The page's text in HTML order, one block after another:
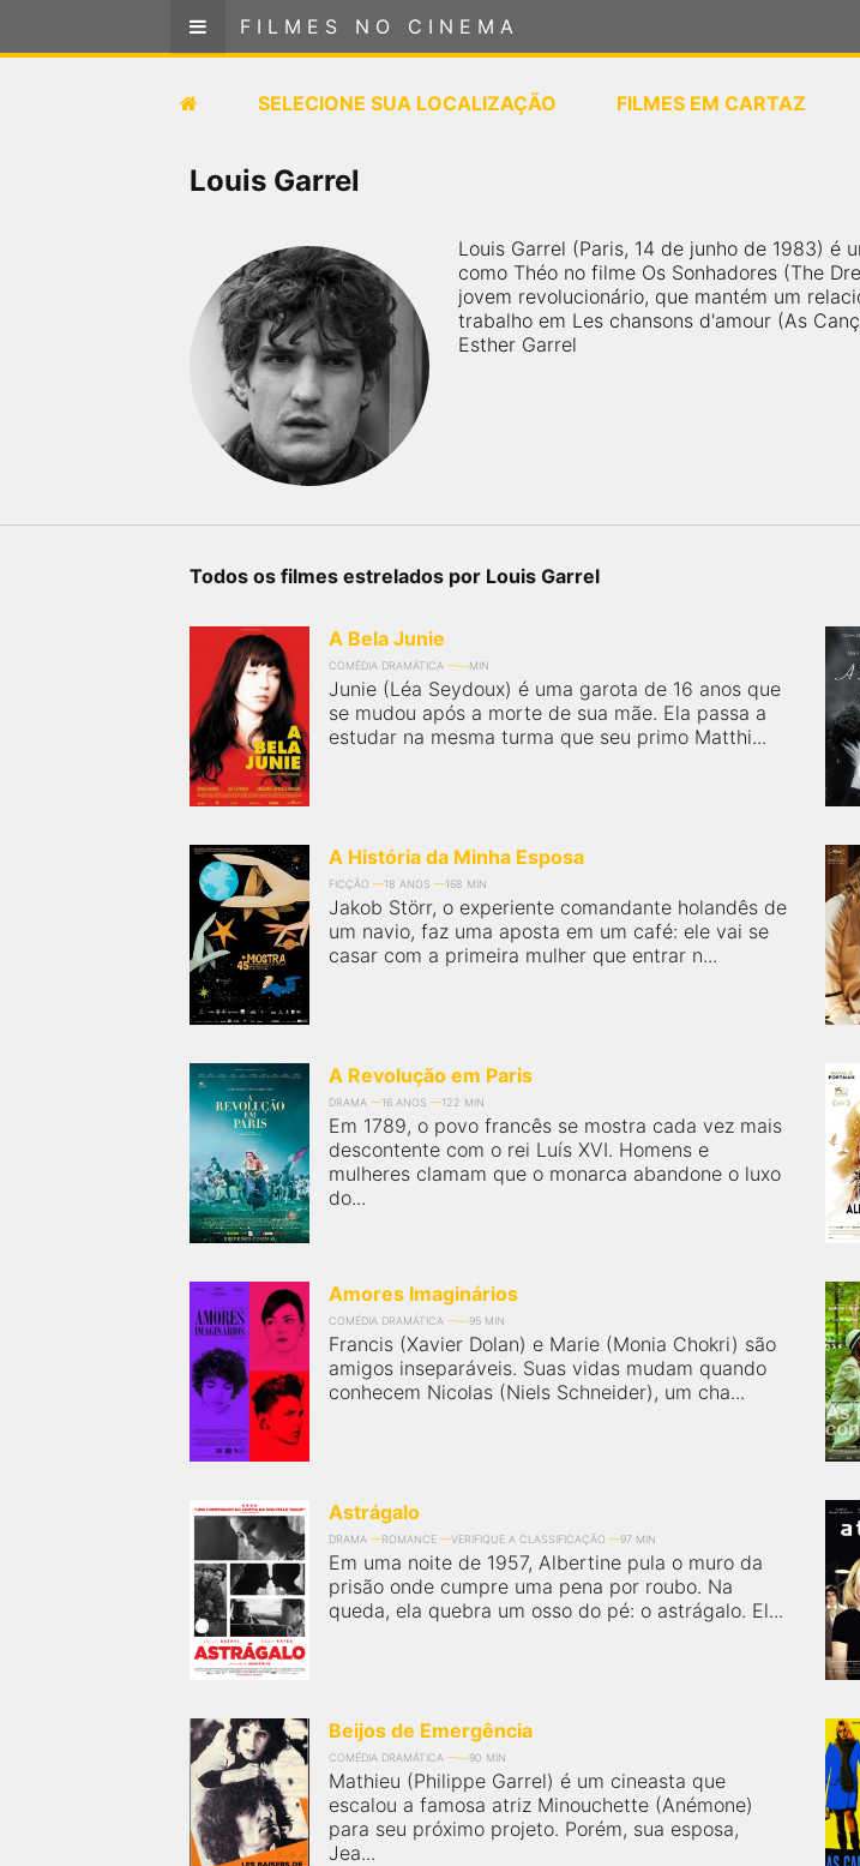
FILMES NO CINEMA
SELECIONE SUA LOCALIZAÇÃO FILMES EM CARTAZ
Louis Garrel
Louis Garrel (Paris, 14 de junho de 1983) é
como Théo no filme Os Sonhadores (The
jovem revolucionário, que mantém um
trabalho em Les chansons d'amour (As
Esther Garrel
Todos os filmes estrelados por Louis Garrel
A Bela Junie
COMÉDIA DRAMÁTICA MIN
Junie (Léa Seydoux) é uma garota de 16 anos que
se mudou após a morte de sua mãe. Ela passa a
estudar na mesma turma que seu primo Matthi...
A História da Minha Esposa
FICÇÃO 18 ANOS 168 MIN
Jakob Störr, o experiente comandante holandês de
um navio, faz uma aposta em um café: ele vai se
casar com a primeira mulher que entrar n...
A Revolução em Paris
DRAMA 16 ANOS 122 MIN
Em 1789, o povo francês se mostra cada vez mais
descontente com o rei Luís XVI. Homens e
mulheres clamam que o monarca abandone o luxo
do...
Amores Imaginários
COMÉDIA DRAMÁTICA 95 MIN
Francis (Xavier Dolan) e Marie (Monia Chokri) são
amigos inseparáveis. Suas vidas mudam quando
conhecem Nicolas (Niels Schneider), um cha...
Astrágalo
DRAMA ROMANCE VERIFIQUE A CLASSIFICAÇÃO 97 MIN
Em uma noite de 1957, Albertine pula o muro da
prisão onde cumpre uma pena por roubo. Na
queda, ela quebra um osso do pé: o astrágalo. El...
Beijos de Emergência
COMÉDIA DRAMÁTICA 90 MIN
Mathieu (Philippe Garrel) é um cineasta que
escalou a famosa atriz Minouchette (Anémone)
para seu próximo projeto. Porém, sua esposa,
Jea...
FILMES NO CINEMA
SELECIONE SUA LOCALIZAÇÃO
é o maior localizador de
sobre cinemas, horários, assistir aos trailers e muito